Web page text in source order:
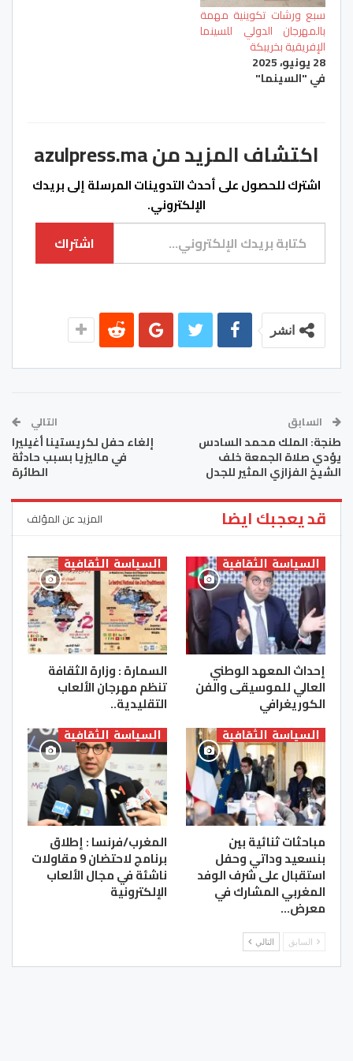
سبع ورشات تكوينية مهمة
بالمهرجان الدولي للسينما
الإفريقية بخريبكة
28 يونيو، 2025
في "السينما"
اكتشاف المزيد من azulpress.ma
اشترك للحصول على أحدث التدوينات المرسلة إلى بريدك
الإلكتروني.
كتابة بريدك الإلكتروني...
اشتراك
انشر
السابق
طنجة: الملك محمد السادس
يؤدي صلاة الجمعة خلف
الشيخ الفزازي المثير للجدل
التالي
إلغاء حفل لكريستينا أغيليرا
في ماليزيا بسبب حادثة
الطائرة
قد يعجبك ايضا المزيد عن المؤلف
السياسة الثقافية
إحداث المعهد الوطني
العالي للموسيقى والفن
الكوريغرافي
السياسة الثقافية
السمارة : وزارة الثقافة
تنظم مهرجان الألعاب
التقليدية..
السياسة الثقافية
مباحثات ثنائية بين
بنسعيد وداتي وحفل
استقبال على شرف الوفد
المغربي المشارك في
معرض…
السياسة الثقافية
المغرب/فرنسا : إطلاق
برنامج لاحتضان 9 مقاولات
ناشئة في مجال الألعاب
الإلكترونية
السابق التالي